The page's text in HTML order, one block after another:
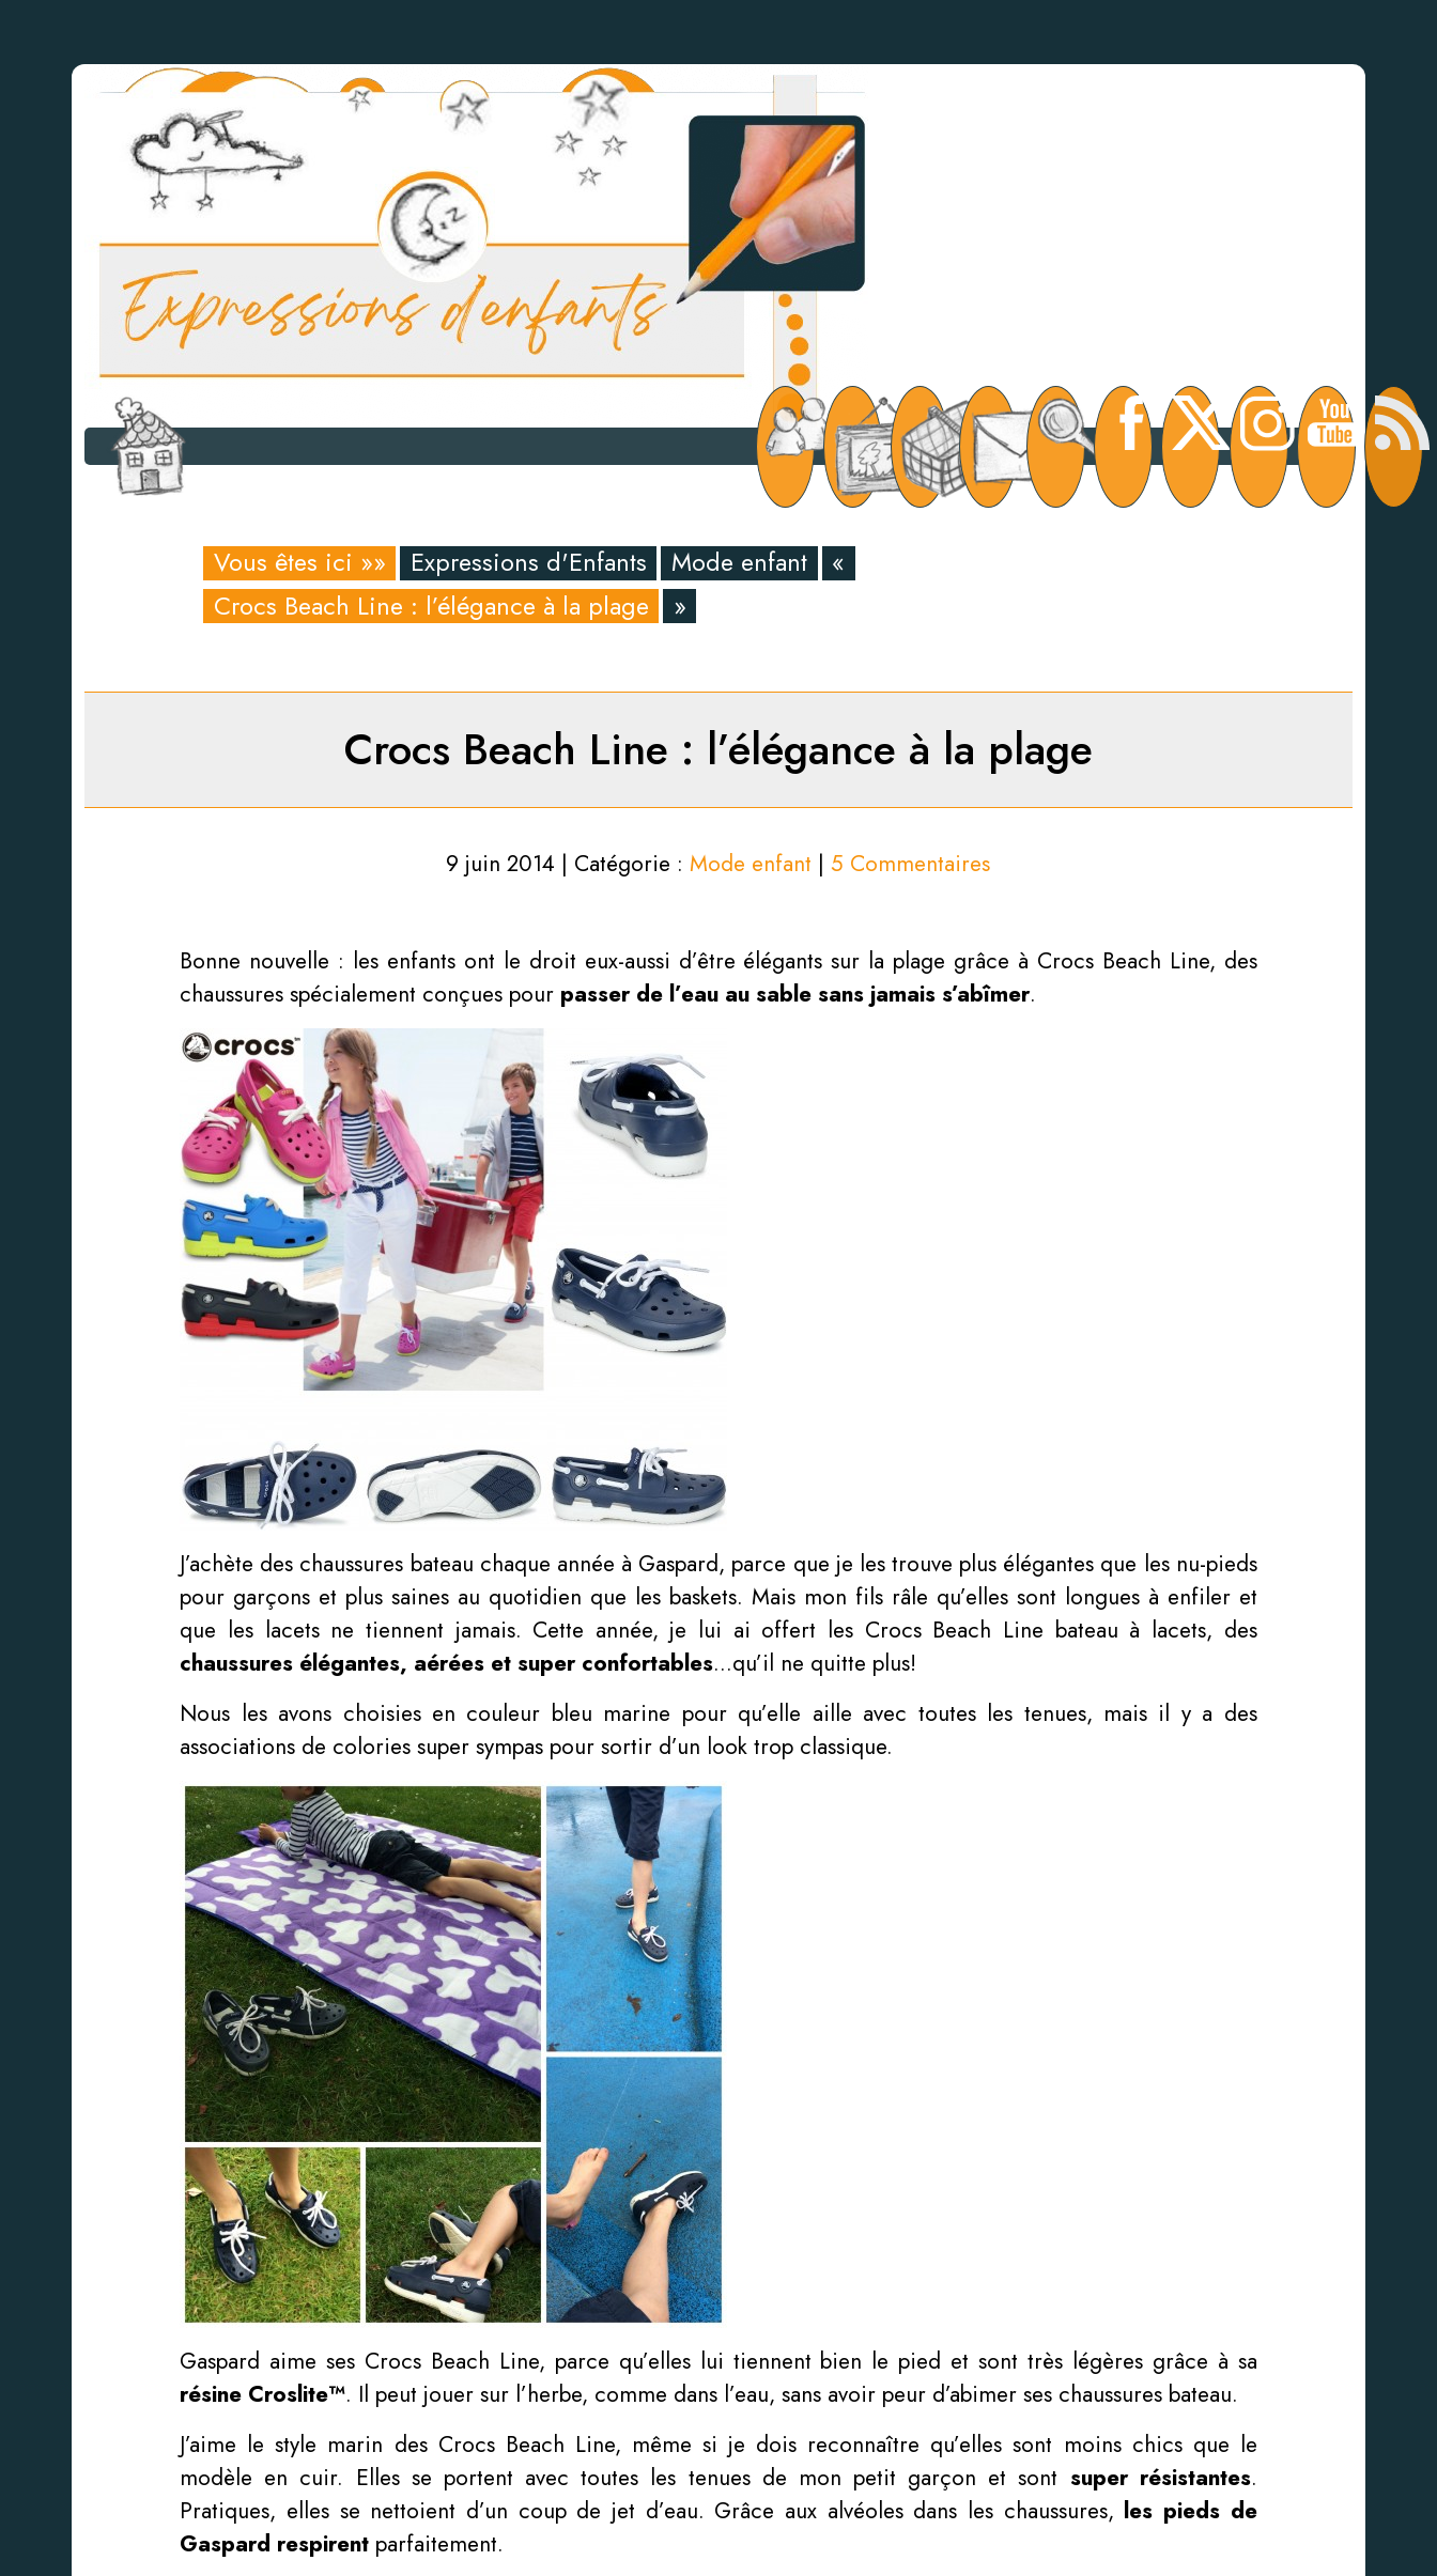
Vous êtes ici »» Expressions d'Enfants Mode enfant
«
Crocs Beach Line : l’élégance à la plage
»
Crocs Beach Line : l’élégance à la plage
9 juin 2014 | Catégorie :Mode enfant |5 Commentaires
Bonne nouvelle : les enfants ont le droit eux-aussi d’être élégants sur la plage grâce à Crocs Beach Line, des
chaussures spécialement conçues pour passer de l’eau au sable sans jamais s’abîmer.
J’achète des chaussures bateau chaque année à Gaspard, parce que je les trouve plus élégantes que les nu-pieds
pour garçons et plus saines au quotidien que les baskets. Mais mon fils râle qu’elles sont longues à enfiler et
que les lacets ne tiennent jamais. Cette année, je lui ai offert les Crocs Beach Line bateau à lacets, des
chaussures élégantes, aérées et super confortables…qu’il ne quitte plus!
Nous les avons choisies en couleur bleu marine pour qu’elle aille avec toutes les tenues, mais il y a des
associations de colories super sympas pour sortir d’un look trop classique.
Gaspard aime ses Crocs Beach Line, parce qu’elles lui tiennent bien le pied et sont très légères grâce à sa
résine Croslite™. Il peut jouer sur l’herbe, comme dans l’eau, sans avoir peur d’abimer ses chaussures bateau.
J’aime le style marin des Crocs Beach Line, même si je dois reconnaître qu’elles sont moins chics que le
modèle en cuir. Elles se portent avec toutes les tenues de mon petit garçon et sont super résistantes.
Pratiques, elles se nettoient d’un coup de jet d’eau. Grâce aux alvéoles dans les chaussures, les pieds de
Gaspard respirent parfaitement.